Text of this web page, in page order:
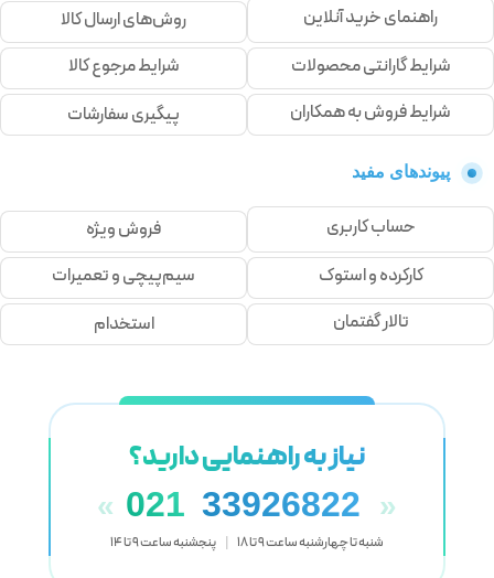
راهنمای خرید آنلاین
روش‌های ارسال کالا
شرایط گارانتی محصولات
شرایط مرجوع کالا
شرایط فروش به همکاران
پیگیری سفارشات
پیوندهای مفید
حساب کاربری
فروش ویژه
کارکرده و استوک
سیم‌پیچی و تعمیرات
تالار گفتمان
استخدام
نیاز به راهنمایی دارید؟
« 021 33926822 »
شنبه تا چهارشنبه ساعت 9 تا 18 پنجشنبه ساعت 9 تا 14